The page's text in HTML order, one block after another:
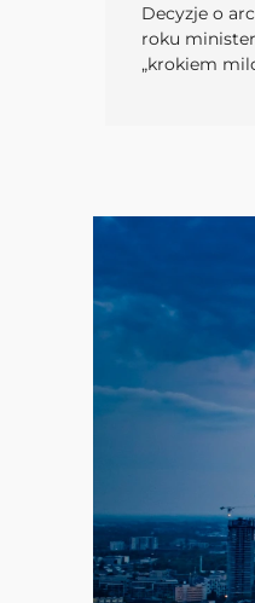
Decyzje o
roku
„krokiem